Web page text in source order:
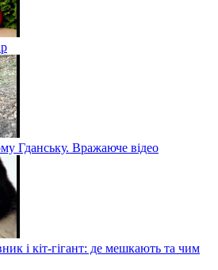
Гданську. Вражаюче відео
і кіт-гігант: де мешкають та чим